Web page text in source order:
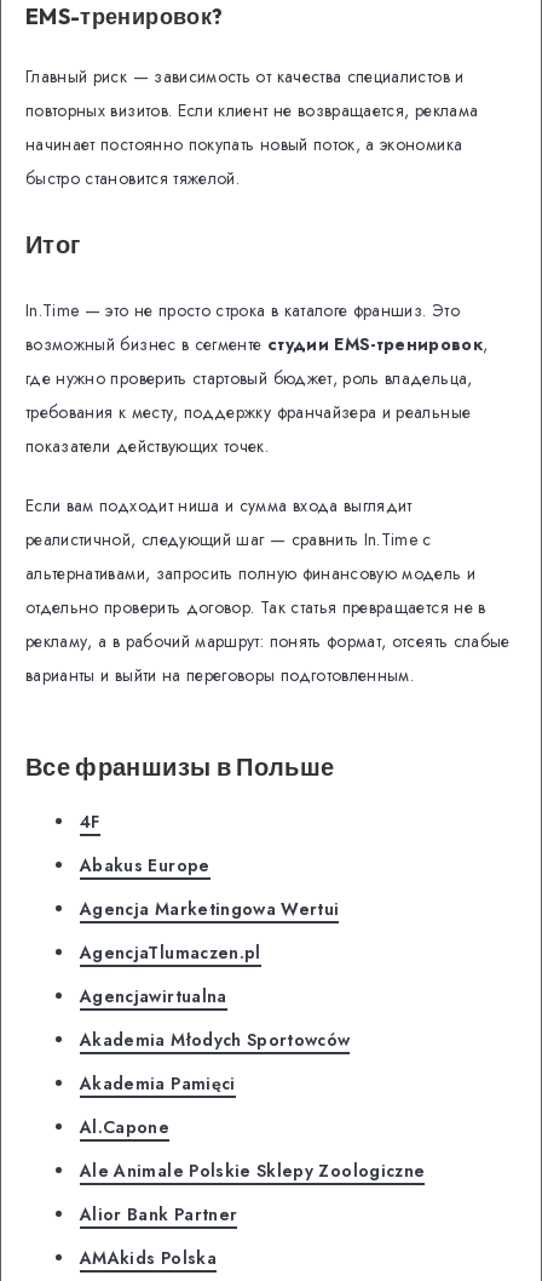
EMS-тренировок?
Главный риск — зависимость от качества специалистов и
повторных визитов. Если клиент не возвращается, реклама
начинает постоянно покупать новый поток, а экономика
быстро становится тяжелой.
Итог
In.Time — это не просто строка в каталоге франшиз. Это
возможный бизнес в сегменте студии EMS-тренировок,
где нужно проверить стартовый бюджет, роль владельца,
требования к месту, поддержку франчайзера и реальные
показатели действующих точек.
Если вам подходит ниша и сумма входа выглядит
реалистичной, следующий шаг — сравнить In.Time с
альтернативами, запросить полную финансовую модель и
отдельно проверить договор. Так статья превращается не в
рекламу, а в рабочий маршрут: понять формат, отсеять слабые
варианты и выйти на переговоры подготовленным.
Все франшизы в Польше
4F
Abakus Europe
Agencja Marketingowa Wertui
AgencjaTlumaczen.pl
Agencjawirtualna
Akademia Młodych Sportowców
Akademia Pamięci
Al.Capone
Ale Animale Polskie Sklepy Zoologiczne
Alior Bank Partner
AMAkids Polska